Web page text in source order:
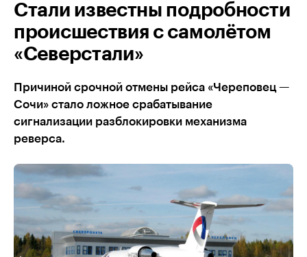
Стали известны подробности
происшествия с самолётом
«Северстали»
Причиной срочной отмены рейса «Череповец —
Сочи» стало ложное срабатывание
сигнализации разблокировки механизма
реверса.